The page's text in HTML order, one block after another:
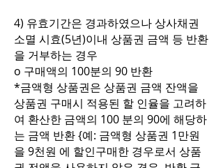
4) 유효기간은 경과하였으나 상사채권
소멸 시효(5년)이내 상품권 금액 등 반환
을 거부하는 경우
o 구매액의 100분의 90 반환
*금액형 상품권은 상품권 금액 잔액을
상품권 구매시 적용된 할 인율을 고려하
여 환산한 금액의 100 분의 90에 해당하
는 금액 반환 {예: 금액형 상품권 1만원
을 9천원 에 할인구매한 경우로서 상품